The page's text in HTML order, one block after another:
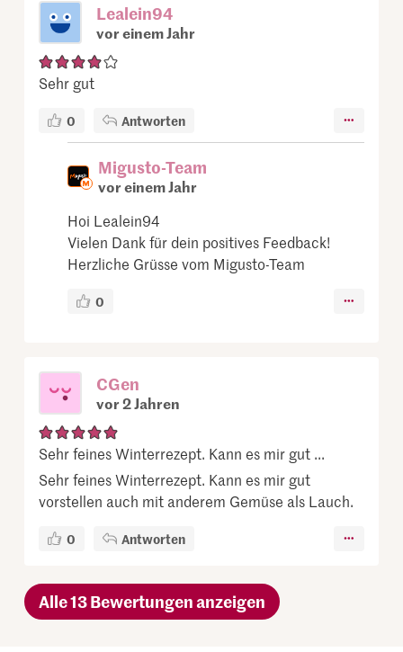
Lealein94
vor einem Jahr
Sehr gut
0 Antworten
Migusto-Team
vor einem Jahr
Hoi Lealein94
Vielen Dank für dein positives Feedback!
Herzliche Grüsse vom Migusto-Team
0
CGen
vor 2 Jahren
Sehr feines Winterrezept. Kann es mir gut ...
Sehr feines Winterrezept. Kann es mir gut
vorstellen auch mit anderem Gemüse als Lauch.
0 Antworten
Alle 13 Bewertungen anzeigen